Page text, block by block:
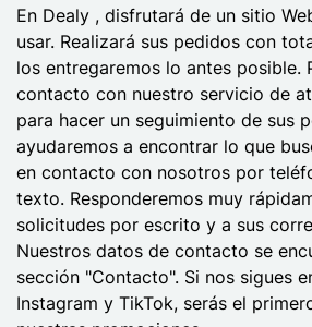
En Dealy , disfrutará de un sitio
usar. Realizará sus pedidos con
los entregaremos lo antes posible.
contacto con nuestro servicio de
para hacer un seguimiento de sus
ayudaremos a encontrar lo que
en contacto con nosotros por
texto. Responderemos muy
solicitudes por escrito y a sus
Nuestros datos de contacto se
sección "Contacto". Si nos sigues
Instagram y TikTok, serás el